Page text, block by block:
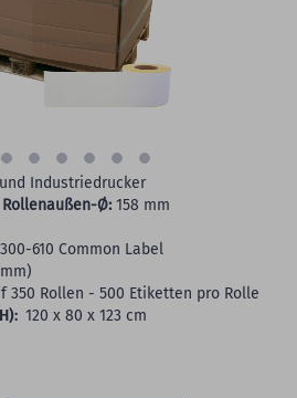
Industriedrucker
Rollenaußen-Ø: 158 mm
610 Common Label
350 Rollen - 500 Etiketten pro Rolle
120 x 80 x 123 cm